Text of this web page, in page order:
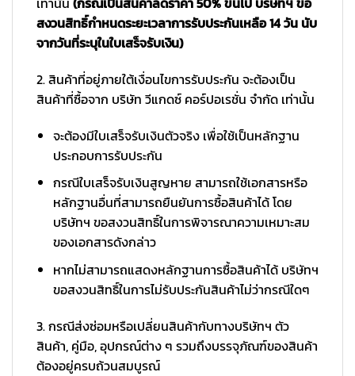
สงวนสิทธิ์กำหนดระยะเวลาการรับประกันเหลือ 14 วัน นับ
จากวันที่ระบุในใบเสร็จรับเงิน)
2. สินค้าที่อยู่ภายใต้เงื่อนไขการรับประกัน จะต้องเป็น
สินค้าที่ซื้อจาก บริษัท วีแกดซ์ คอร์ปอเรชั่น จำกัด เท่านั้น
จะต้องมีใบเสร็จรับเงินตัวจริง เพื่อใช้เป็นหลักฐาน
ประกอบการรับประกัน
กรณีใบเสร็จรับเงินสูญหาย สามารถใช้เอกสารหรือ
หลักฐานอื่นที่สามารถยืนยันการซื้อสินค้าได้ โดย
บริษัทฯ ขอสงวนสิทธิ์ในการพิจารณาความเหมาะสม
ของเอกสารดังกล่าว
หากไม่สามารถแสดงหลักฐานการซื้อสินค้าได้ บริษัทฯ
ขอสงวนสิทธิ์ในการไม่รับประกันสินค้าไม่ว่ากรณีใดๆ
3. กรณีส่งซ่อมหรือเปลี่ยนสินค้ากับทางบริษัทฯ ตัว
สินค้า, คู่มือ, อุปกรณ์ต่าง ๆ รวมถึงบรรจุภัณฑ์ของสินค้า
ต้องอยู่ครบถ้วนสมบูรณ์